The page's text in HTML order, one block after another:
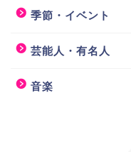
季節・イベント
芸能人・有名人
音楽